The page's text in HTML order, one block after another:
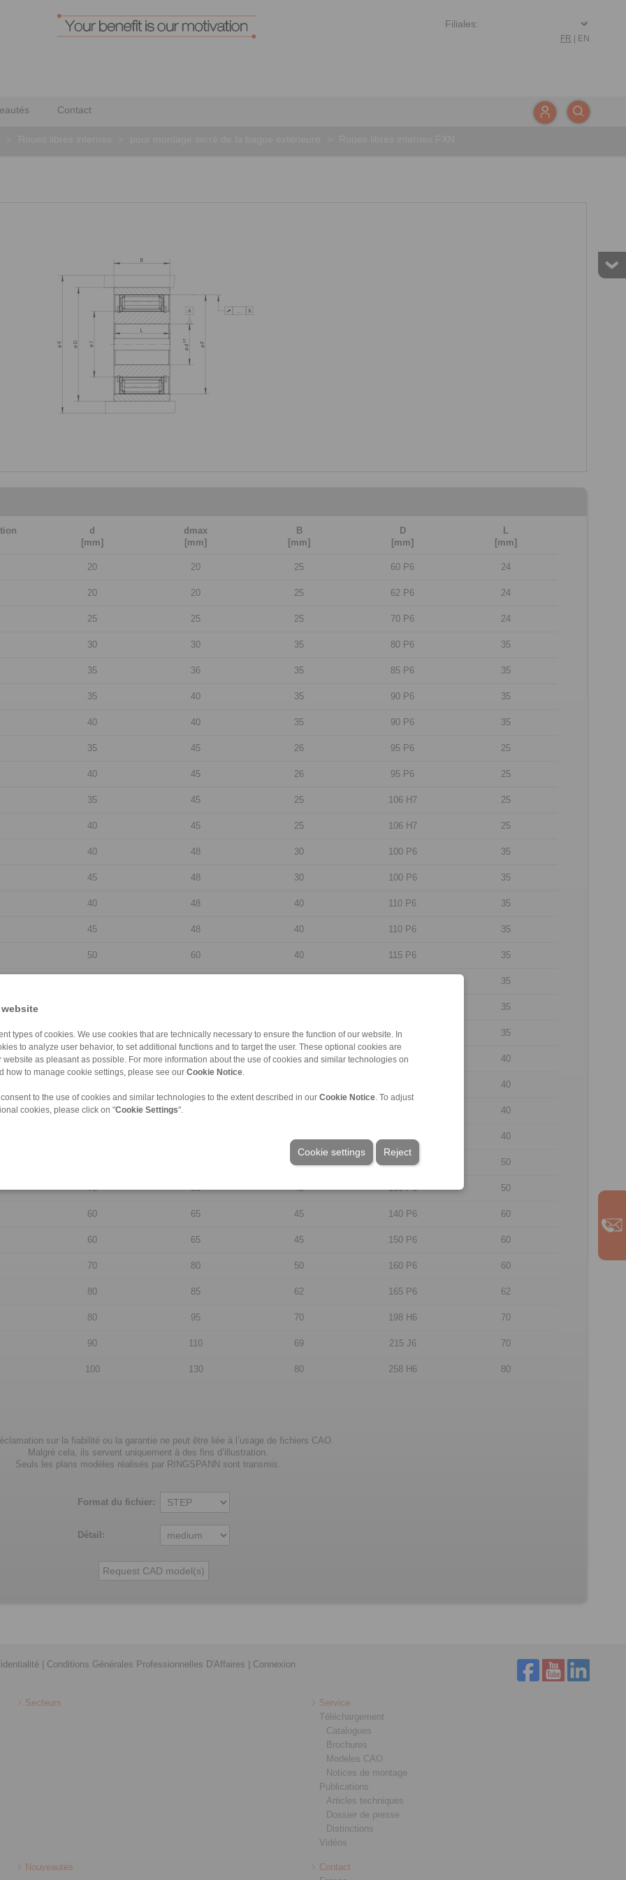
types of cookies. We use cookies that are technically necessary to ensure the function of our website. In
to analyze user behavior, to set additional functions and to target the user. These optional cookies are
website as pleasant as possible. For more information about the use of cookies and similar technologies on
how to manage cookie settings, please see our Cookie Notice
to the use of cookies and similar technologies to the extent described in our Cookie Notice . To adjust
cookies, please click on "Cookie Settings".
Reject
Cookie settings
FR EN
Contact
d
[mm]
dmax
[mm]
B
[mm]
D
[mm]
L
[mm]
20 20 25 60 P6 24
20 20 25 62 P6 24
25 25 25 70 P6 24
30 30 35 80 P6 35
35 36 35 85 P6 35
35 40 35 90 P6 35
40 40 35 90 P6 35
35 45 26 95 P6 25
40 45 26 95 P6 25
35 45 25 106 H7 25
40 45 25 106 H7 25
40 48 30 100 P6 35
45 48 30 100 P6 35
40 48 40 110 P6 35
45 48 40 110 P6 35
50 60 40 115 P6 35
35
35
55 60 32 120 J6 35
50 70 40 125 P6 40
40
50 40
40
140 P6 50
75 80 45 150 P6 50
60 65 45 140 P6 60
60 65 45 150 P6 60
70 80 50 160 P6 60
80 85 62 165 P6 62
80 95 70 198 H6 70
90 110 69 215 J6 70
100 130 80 258 H6 80
sur la fiabilité ou la garantie ne peut être liée à l’usage de fichiers CAO.
Malgré cela, ils servent uniquement à des fins d’illustration.
Seuls les plans modèles réalisés par RINGSPANN sont transmis.
Format du fichier:
Détail:
Conditions Générales Professionnelles D'Affaires Connexion
Secteurs
Service
Téléchargement
Catalogues
Brochures
Modeles CAO
Notices de montage
Publications
Articles techniques
Dossier de presse
Distinctions
Vidéos
Nouveautés
Contact